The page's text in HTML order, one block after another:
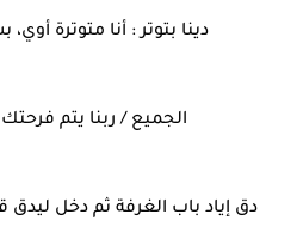
دينا بتوتر : أنا متوترة
الجميع / ربنا يتم
دق إياد باب الغرفة ثم دخل ليدق